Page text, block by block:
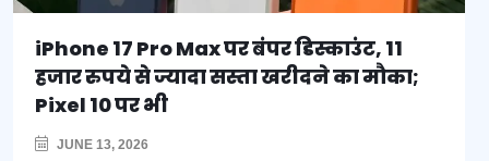
iPhone 17 Pro Max पर बंपर डिस्काउंट, 11
हजार रुपये से ज्यादा सस्ता खरीदने का मौका;
Pixel 10 पर भी
JUNE 13, 2026